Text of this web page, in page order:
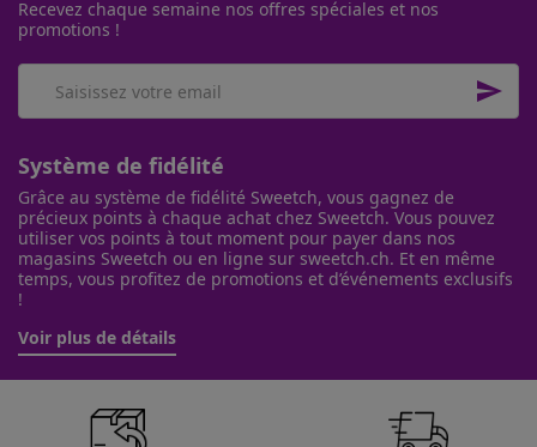
Recevez chaque semaine nos offres spéciales et nos
promotions !

Système de fidélité
Grâce au système de fidélité Sweetch, vous gagnez de
précieux points à chaque achat chez Sweetch. Vous pouvez
utiliser vos points à tout moment pour payer dans nos
magasins Sweetch ou en ligne sur sweetch.ch. Et en même
temps, vous profitez de promotions et d’événements exclusifs
!
Voir plus de détails